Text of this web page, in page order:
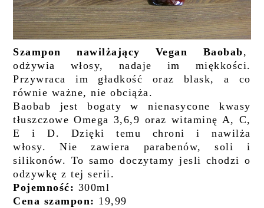
Szampon nawilżający Vegan Baobab,
odżywia włosy, nadaje im miękkości.
Przywraca im gładkość oraz blask, a co
równie ważne, nie obciąża.
Baobab jest bogaty w nienasycone kwasy
tłuszczowe Omega 3,6,9 oraz witaminę A, C,
E i D. Dzięki temu chroni i nawilża
włosy.Nie zawiera parabenów, soli i
silikonów. To samo doczytamy jesli chodzi o
odzywkę z tej serii.
Pojemność: 300ml
Cena szampon: 19,99